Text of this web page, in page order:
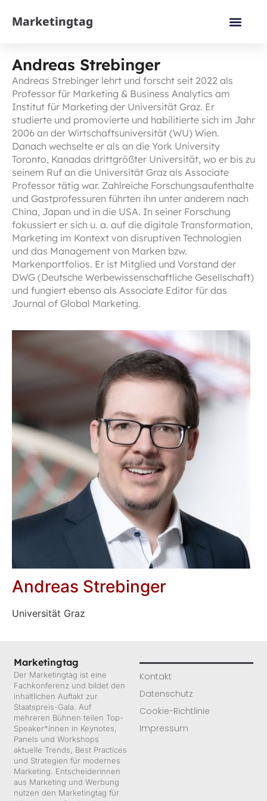
Marketingtag
Andreas Strebinger
Andreas Strebinger lehrt und forscht seit 2022 als
Professor für Marketing & Business Analytics am
Institut für Marketing der Universität Graz. Er
studierte und promovierte und habilitierte sich im Jahr
2006 an der Wirtschaftsuniversität (WU) Wien.
Danach wechselte er als an die York University
Toronto, Kanadas drittgrößter Universität, wo er bis zu
seinem Ruf an die Universität Graz als Associate
Professor tätig war. Zahlreiche Forschungsaufenthalte
und Gastprofessuren führten ihn unter anderem nach
China, Japan und in die USA. In seiner Forschung
fokussiert er sich u. a. auf die digitale Transformation,
Marketing im Kontext von disruptiven Technologien
und das Management von Marken bzw.
Markenportfolios. Er ist Mitglied und Vorstand der
DWG (Deutsche Werbewissenschaftliche Gesellschaft)
und fungiert ebenso als Associate Editor für das
Journal of Global Marketing.
Andreas Strebinger
Universität Graz
Marketingtag
Der Marketingtag ist eine
Fachkonferenz und bildet den
inhaltlichen Auftakt zur
Staatspreis-Gala. Auf
mehreren Bühnen teilen Top-
Speaker*innen in Keynotes,
Panels und Workshops
aktuelle Trends, Best Practices
und Strategien für modernes
Marketing. Entscheiderinnen
aus Marketing und Werbung
nutzen den Marketingtag für
Kontakt
Datenschutz
Cookie-Richtlinie
Impressum